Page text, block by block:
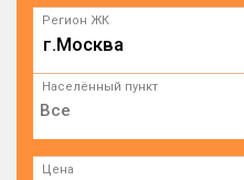
Регион ЖК
г.Москва
Населённый пункт
Цена